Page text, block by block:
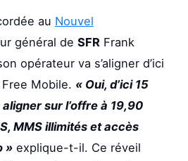
au Nouvel
général de SFR Frank
opérateur va s’aligner d’ici
Mobile. « Oui, d’ici 15
sur l’offre à 19,90
MMS illimités et accès
» explique-t-il. Ce réveil